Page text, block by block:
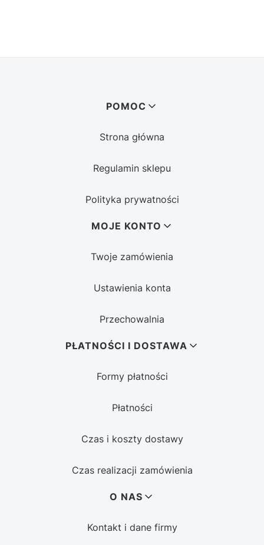
POMOC
Strona główna
Regulamin sklepu
Polityka prywatności
MOJE KONTO
Twoje zamówienia
Ustawienia konta
Przechowalnia
PŁATNOŚCI I DOSTAWA
Formy płatności
Płatności
Czas i koszty dostawy
Czas realizacji zamówienia
O NAS
Kontakt i dane firmy